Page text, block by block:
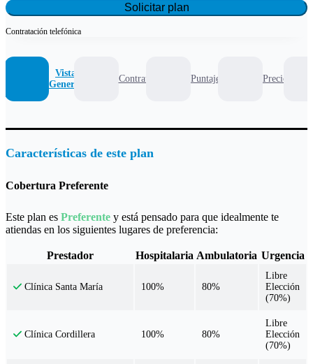
Solicitar plan
Contratación telefónica
Vista
General
Contrato Puntaje Precio
Características de este plan
Cobertura Preferente
Este plan es Preferente y está pensado para que idealmente te
atiendas en los siguientes lugares de preferencia:
Prestador Hospitalaria Ambulatoria Urgencia
Clínica Santa María 100% 80%
Libre
Elección
(70%)
Clínica Cordillera 100% 80%
Libre
Elección
(70%)